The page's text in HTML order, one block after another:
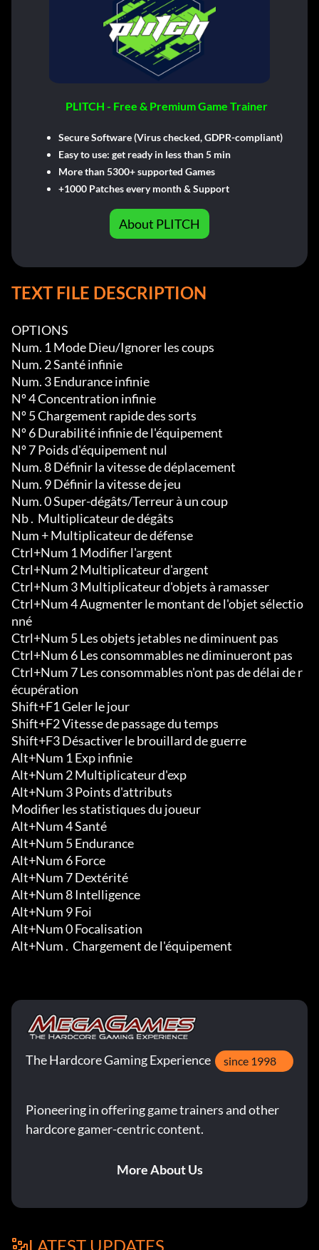
PLITCH - Free & Premium Game Trainer
Secure Software (Virus checked, GDPR-compliant)
Easy to use: get ready in less than 5 min
More than 5300+ supported Games
+1000 Patches every month & Support
About PLITCH
TEXT FILE DESCRIPTION
OPTIONS
Num. 1 Mode Dieu/Ignorer les coups
Num. 2 Santé infinie
Num. 3 Endurance infinie
Nº 4 Concentration infinie
Nº 5 Chargement rapide des sorts
Nº 6 Durabilité infinie de l'équipement
Nº 7 Poids d'équipement nul
Num. 8 Définir la vitesse de déplacement
Num. 9 Définir la vitesse de jeu
Num. 0 Super-dégâts/Terreur à un coup
Nb .  Multiplicateur de dégâts
Num + Multiplicateur de défense
Ctrl+Num 1 Modifier l'argent
Ctrl+Num 2 Multiplicateur d'argent
Ctrl+Num 3 Multiplicateur d'objets à ramasser
Ctrl+Num 4 Augmenter le montant de l'objet sélectio
nné
Ctrl+Num 5 Les objets jetables ne diminuent pas
Ctrl+Num 6 Les consommables ne diminueront pas
Ctrl+Num 7 Les consommables n'ont pas de délai de r
écupération
Shift+F1 Geler le jour
Shift+F2 Vitesse de passage du temps
Shift+F3 Désactiver le brouillard de guerre
Alt+Num 1 Exp infinie
Alt+Num 2 Multiplicateur d'exp
Alt+Num 3 Points d'attributs
Modifier les statistiques du joueur
Alt+Num 4 Santé
Alt+Num 5 Endurance
Alt+Num 6 Force
Alt+Num 7 Dextérité
Alt+Num 8 Intelligence
Alt+Num 9 Foi
Alt+Num 0 Focalisation
Alt+Num .  Chargement de l'équipement
The Hardcore Gaming Experience since 1998
Pioneering in offering game trainers and other
hardcore gamer-centric content.
More About Us
LATEST UPDATES